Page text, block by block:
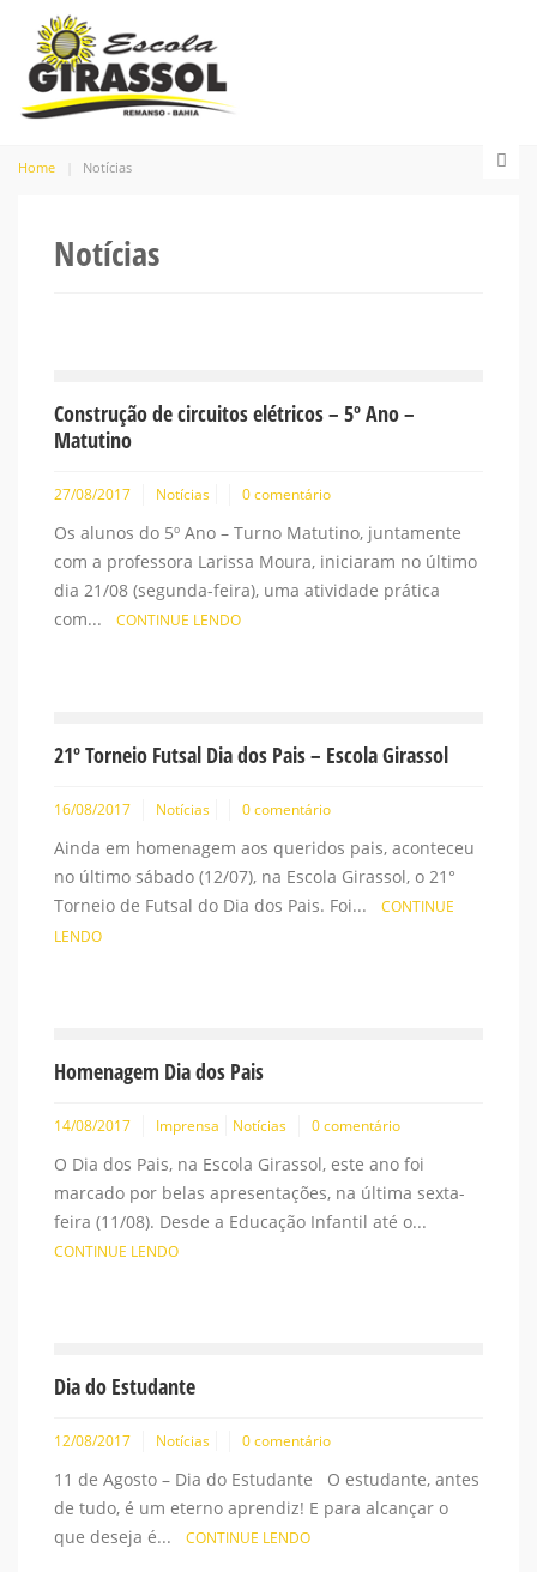
Home Notícias
Notícias
Construção de circuitos elétricos – 5º Ano –
Matutino
27/08/2017 Notícias 0 comentário
Os alunos do 5º Ano – Turno Matutino, juntamente
com a professora Larissa Moura, iniciaram no último
dia 21/08 (segunda-feira), uma atividade prática
com... CONTINUE LENDO
21º Torneio Futsal Dia dos Pais – Escola Girassol
16/08/2017 Notícias 0 comentário
Ainda em homenagem aos queridos pais, aconteceu
no último sábado (12/07), na Escola Girassol, o 21°
Torneio de Futsal do Dia dos Pais. Foi... CONTINUE
LENDO
Homenagem Dia dos Pais
14/08/2017 Imprensa Notícias 0 comentário
O Dia dos Pais, na Escola Girassol, este ano foi
marcado por belas apresentações, na última sexta-
feira (11/08). Desde a Educação Infantil até o...
CONTINUE LENDO
Dia do Estudante
12/08/2017 Notícias 0 comentário
11 de Agosto – Dia do Estudante O estudante, antes
de tudo, é um eterno aprendiz! E para alcançar o
que deseja é... CONTINUE LENDO